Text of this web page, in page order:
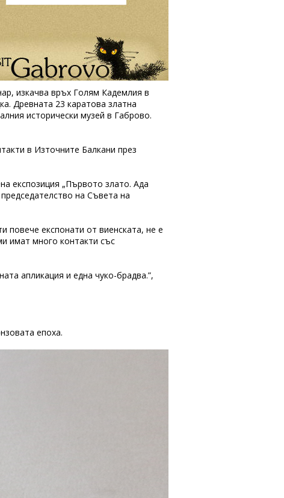
изкачва връх Голям Кадемлия в
Древната 23 каратова златна
исторически музей в Габрово.
в Източните Балкани през
експозиция „Първото злато. Ада
на Съвета на
повече експонати от виенската, не е
имат много контакти със
апликация и една чуко-брадва.”,
епоха.